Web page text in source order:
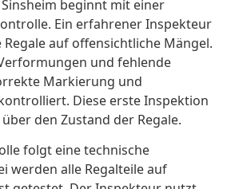
beginnt mit einer
Ein erfahrener Inspekteur
auf offensichtliche Mängel.
und fehlende
Markierung und
Diese erste Inspektion
den Zustand der Regale.
folgt eine technische
werden alle Regalteile auf